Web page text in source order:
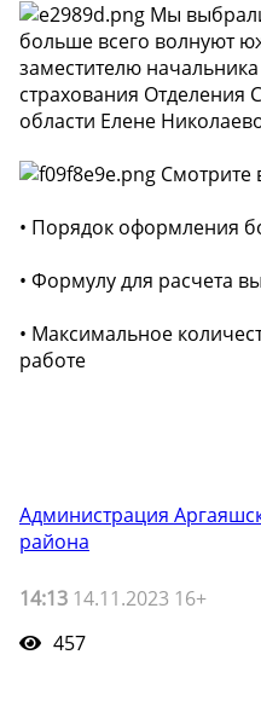
Мы
больше всего волнуют
заместителю
страхования Отделения
области Елене
Смотрите
• Порядок оформления
• Формулу для расчета
• Максимальное
работе
Администрация
района
14:13 14.11.2023 16+
457